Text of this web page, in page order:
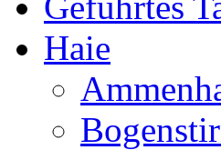
Haie